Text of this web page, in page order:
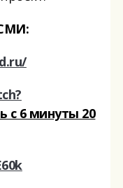
с 6 минуты 20